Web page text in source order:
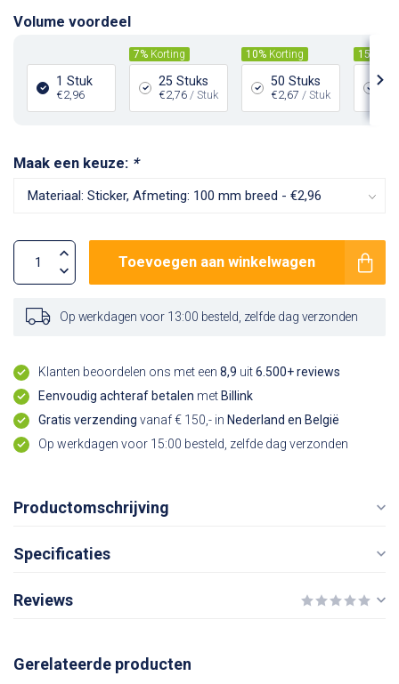
Volume voordeel
1 Stuk
€2,96
7% Korting
25 Stuks
€2,76 / Stuk
10% Korting
50 Stuks
€2,67 / Stuk
15%
Maak een keuze: *
Toevoegen aan winkelwagen
Op werkdagen voor 13:00 besteld, zelfde dag verzonden
Klanten beoordelen ons met een 8,9 uit6.500+ reviews
Eenvoudig achteraf betalen met Billink
Gratis verzending vanaf € 150,- in Nederland en België
Op werkdagen voor 15:00 besteld, zelfde dag verzonden
Productomschrijving
Specificaties
Reviews
Gerelateerde producten